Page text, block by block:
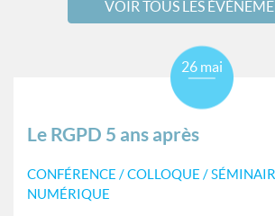
VOIR TOUS LES
Le RGPD 5 ans après
CONFÉRENCE / COLLOQUE /
NUMÉRIQUE
26 mai